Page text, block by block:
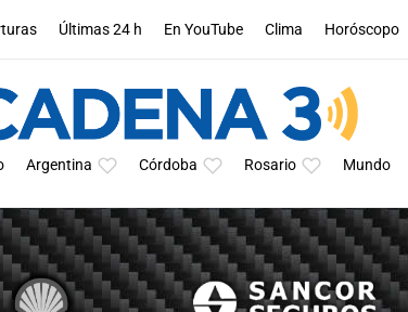
Últimas 24 h En YouTube Clima Horóscopo
Argentina Córdoba Rosario Mundo